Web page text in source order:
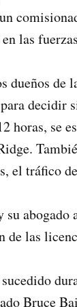
las
de
horas, se
el tráfico
su
de las
Bruce